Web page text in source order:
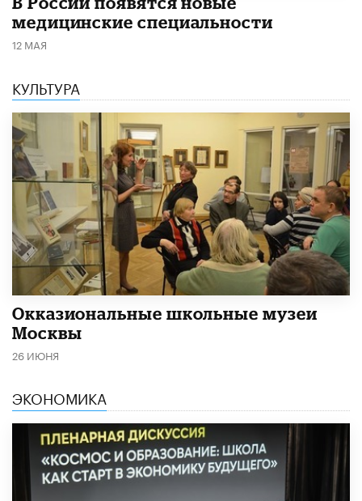
медицинские специальности
12 МАЯ
КУЛЬТУРА
​Окказиональные школьные музеи
Москвы
26 ИЮНЯ
ЭКОНОМИКА